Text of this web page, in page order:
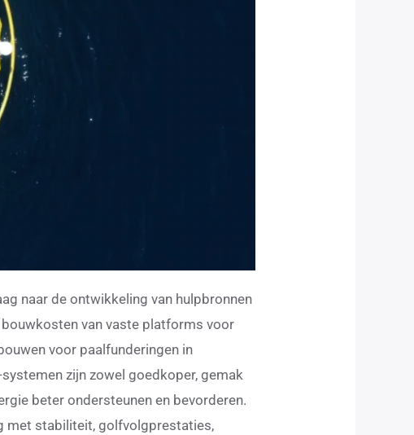
naar de ontwikkeling van hulpbronnen
van vaste platforms voor
voor paalfunderingen in
zijn zowel goedkoper, gemak
beter ondersteunen en bevorderen.
met stabiliteit, golfvolgprestaties,